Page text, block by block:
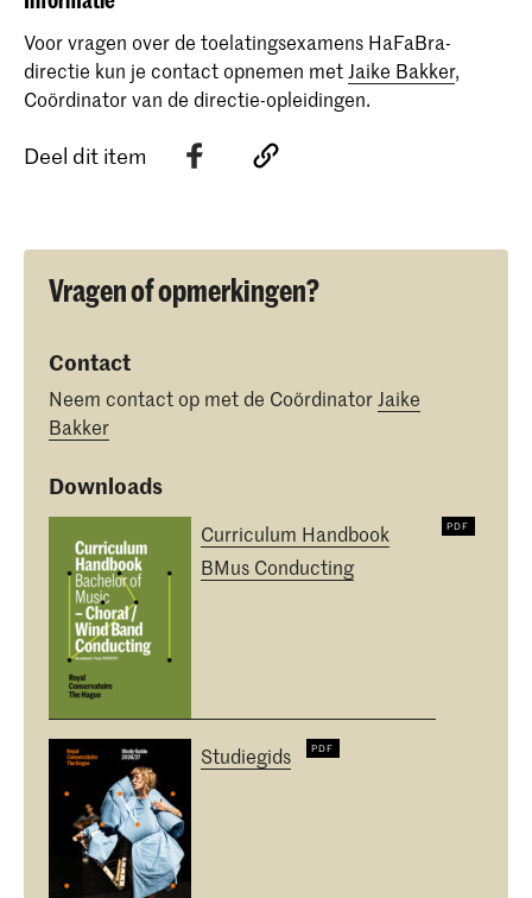
Voor vragen over de toelatingsexamens HaFaBra-
directie kun je contact opnemen met Jaike Bakker,
Coördinator van de directie-opleidingen.
Deel dit item
Vragen of opmerkingen?
Contact
Neem contact op met de Coördinator Jaike
Bakker
Downloads
Curriculum Handbook
BMus Conducting
Studiegids